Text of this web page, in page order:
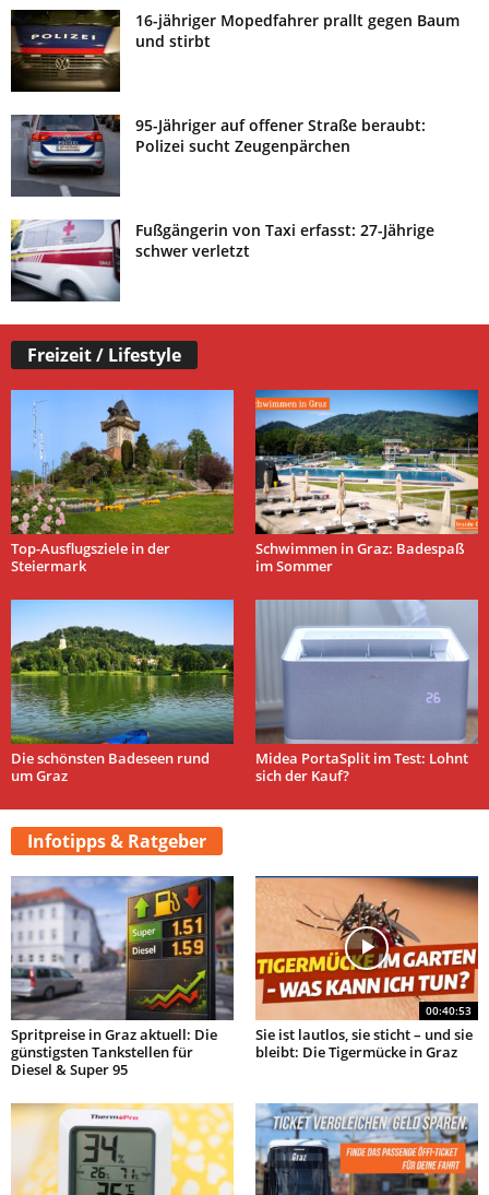
16-jähriger Mopedfahrer prallt gegen Baum
und stirbt
95-Jähriger auf offener Straße beraubt:
Polizei sucht Zeugenpärchen
Fußgängerin von Taxi erfasst: 27-Jährige
schwer verletzt
Freizeit / Lifestyle
Top-Ausflugsziele in der
Steiermark
Schwimmen in Graz: Badespaß
im Sommer
Die schönsten Badeseen rund
um Graz
Midea PortaSplit im Test: Lohnt
sich der Kauf?
Infotipps & Ratgeber
Spritpreise in Graz aktuell: Die
günstigsten Tankstellen für
Diesel & Super 95
00:40:53
Sie ist lautlos, sie sticht – und sie
bleibt: Die Tigermücke in Graz